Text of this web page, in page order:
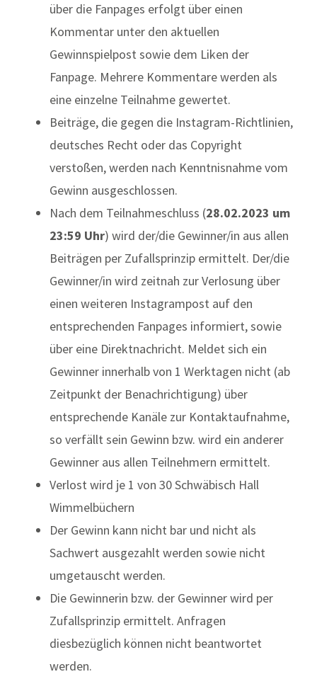
über die Fanpages erfolgt über einen
Kommentar unter den aktuellen
Gewinnspielpost sowie dem Liken der
Fanpage. Mehrere Kommentare werden als
eine einzelne Teilnahme gewertet.
Beiträge, die gegen die Instagram-Richtlinien,
deutsches Recht oder das Copyright
verstoßen, werden nach Kenntnisnahme vom
Gewinn ausgeschlossen.
Nach dem Teilnahmeschluss (28.02.2023 um
23:59 Uhr) wird der/die Gewinner/in aus allen
Beiträgen per Zufallsprinzip ermittelt. Der/die
Gewinner/in wird zeitnah zur Verlosung über
einen weiteren Instagrampost auf den
entsprechenden Fanpages informiert, sowie
über eine Direktnachricht. Meldet sich ein
Gewinner innerhalb von 1 Werktagen nicht (ab
Zeitpunkt der Benachrichtigung) über
entsprechende Kanäle zur Kontaktaufnahme,
so verfällt sein Gewinn bzw. wird ein anderer
Gewinner aus allen Teilnehmern ermittelt.
Verlost wird je 1 von 30 Schwäbisch Hall
Wimmelbüchern
Der Gewinn kann nicht bar und nicht als
Sachwert ausgezahlt werden sowie nicht
umgetauscht werden.
Die Gewinnerin bzw. der Gewinner wird per
Zufallsprinzip ermittelt. Anfragen
diesbezüglich können nicht beantwortet
werden.